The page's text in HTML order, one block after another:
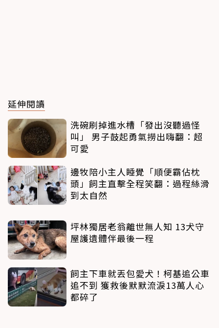
延伸閱讀
洗碗刷掉進水槽「發出沒聽過怪
叫」 男子鼓起勇氣撈出嗨翻：超
可愛
邊牧陪小主人睡覺「順便霸佔枕
頭」飼主直擊全程笑翻：過程絲滑
到太自然
坪林獨居老翁離世無人知 13犬守
屋護遺體伴最後一程
飼主下車就丟包愛犬！柯基追公車
追不到 獲救後默默流淚13萬人心
都碎了